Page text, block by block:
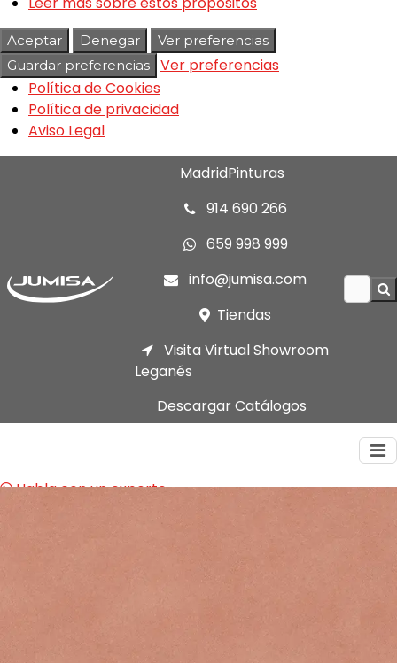
Aceptar Denegar
Ver preferencias
Guardar preferencias
Ver preferencias
Política de Cookies
Política de privacidad
Aviso Legal
MadridPinturas
914 690 266
659 998 999
info@jumisa.com
Tiendas
Visita Virtual Showroom
Leganés
Descargar Catálogos
Habla con un experto